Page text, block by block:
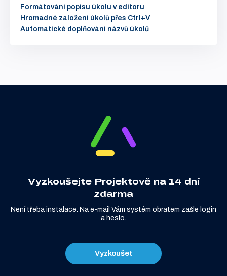
Formátování popisu úkolu v editoru
Hromadné založení úkolů přes Ctrl+V
Automatické doplňování názvů úkolů
Vyzkoušejte Projektově na 14 dní
zdarma
Není třeba instalace. Na e-mail Vám systém obratem zašle login
a heslo.
Vyzkoušet